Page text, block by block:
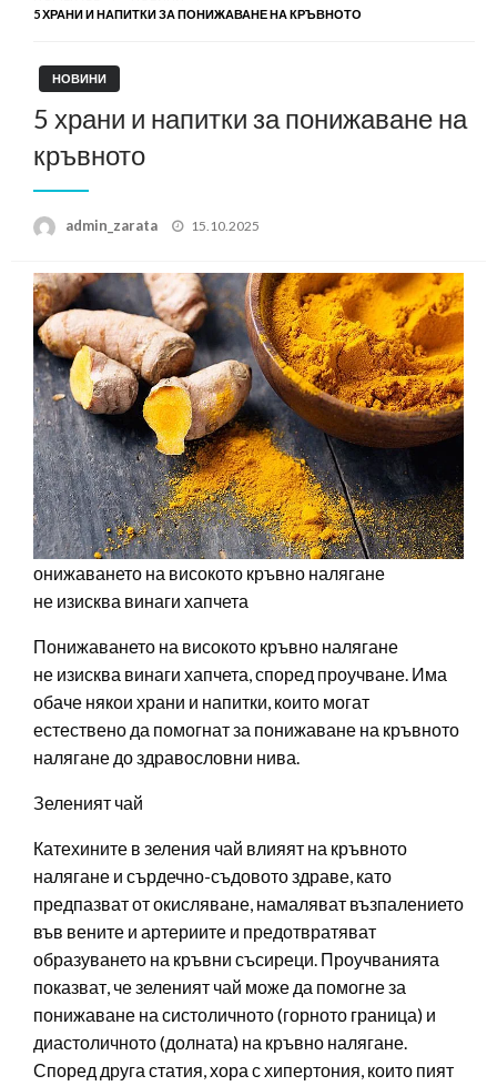
5 ХРАНИ И НАПИТКИ ЗА ПОНИЖАВАНЕ НА КРЪВНОТО
НОВИНИ
5 храни и напитки за понижаване на
кръвното
admin_zarata
Posted
15.10.2025
онижаването на високото кръвно налягане
не изисква винаги хапчета
Понижаването на високото кръвно налягане
не изисква винаги хапчета, според проучване. Има
обаче някои храни и напитки, които могат
естествено да помогнат за понижаване на кръвното
налягане до здравословни нива.
Зеленият чай
Катехините в зеления чай влияят на кръвното
налягане и сърдечно-съдовото здраве, като
предпазват от окисляване, намаляват възпалението
във вените и артериите и предотвратяват
образуването на кръвни съсиреци. Проучванията
показват, че зеленият чай може да помогне за
понижаване на систоличното (горното граница) и
диастоличното (долната) на кръвно налягане.
Според друга статия, хора с хипертония, които пият